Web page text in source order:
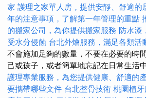
家 護理之家單人房，提供安靜、舒適的
年的注意事項，了解第一年管理的重點
的搬家公司，為你提供搬家服務 防水漆
受水分侵蝕 台北外燴服務，滿足各類活
不會施加足夠的數量，不要在必要的時
己或孩子，或者簡單地忘記在日常生活
護理專業服務，為您提供健康、舒適的
要攜帶哪些文件 台北整骨技術 桃園植